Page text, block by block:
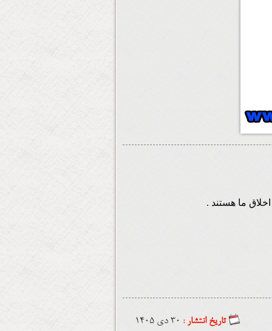
ما هستند .
تاریخ انتشار : 30 دي 1405